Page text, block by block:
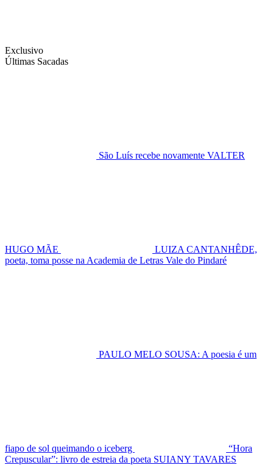
Exclusivo
Últimas Sacadas
São Luís recebe novamente VALTER
HUGO MÃE
LUIZA CANTANHÊDE,
poeta, toma posse na Academia de Letras Vale do Pindaré
PAULO MELO SOUSA: A poesia é um
fiapo de sol queimando o iceberg
“Hora
Crepuscular”: livro de estreia da poeta SUIANY TAVARES